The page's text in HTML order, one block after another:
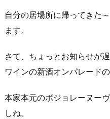
自分の居場所に帰ってきた
ます。
さて、ちょっとお知らせが
ワインの新酒オンパレードの
本家本元のボジョレーヌー
しね。